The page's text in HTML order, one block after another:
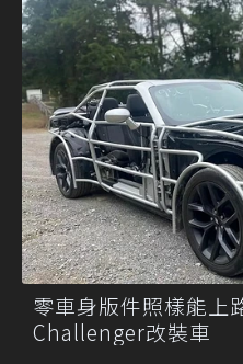
零車身版件照樣能上
Challenger改裝車